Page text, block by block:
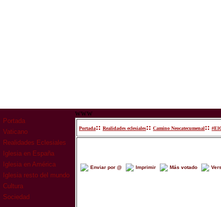
Portada
Vaticano
Realidades Eclesiales
Iglesia en España
Iglesia en América
Iglesia resto del mundo
Cultura
Sociedad
www
Portada:: Realidades eclesiales:: Camino Neocatecumenal::
Enviar por @ Imprimir Más votado